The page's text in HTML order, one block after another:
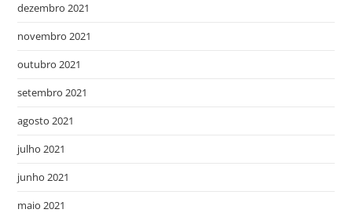
dezembro 2021
novembro 2021
outubro 2021
setembro 2021
agosto 2021
julho 2021
junho 2021
maio 2021